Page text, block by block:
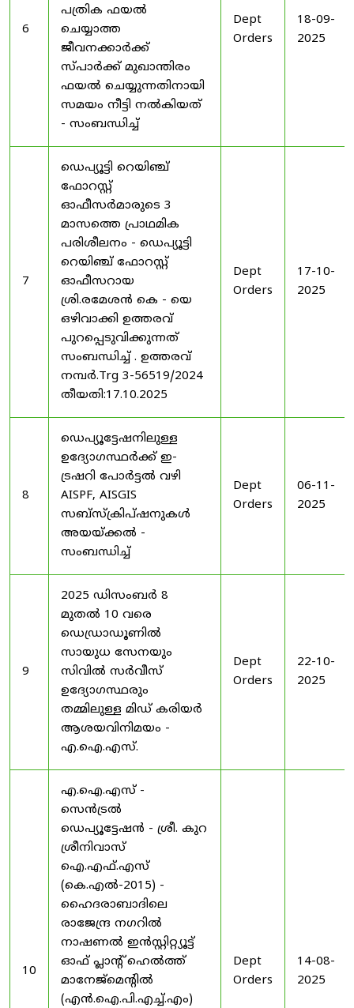
6
പത്രിക ഫയൽ
ചെയ്യാത്ത
ജീവനക്കാർക്ക്
സ്പാർക്ക് മുഖാന്തിരം
ഫയൽ ചെയ്യുന്നതിനായി
സമയം നീട്ടി നൽകിയത്
- സംബന്ധിച്ച്
Dept
Orders
18-09-
2025
7
ഡെപ്യൂട്ടി റെയിഞ്ച്
ഫോറസ്റ്റ്
ഓഫീസർമാരുടെ 3
മാസത്തെ പ്രാഥമിക
പരിശീലനം - ഡെപ്യൂട്ടി
റെയിഞ്ച് ഫോറസ്റ്റ്
ഓഫീസറായ
ശ്രി.രമേശൻ കെ - യെ
ഒഴിവാക്കി ഉത്തരവ്
പുറപ്പെടുവിക്കുന്നത്
സംബന്ധിച്ച് . ഉത്തരവ്
നമ്പർ.Trg 3-56519/2024
തീയതി:17.10.2025
Dept
Orders
17-10-
2025
8
ഡെപ്യൂട്ടേഷനിലുള്ള
ഉദ്യോഗസ്ഥർക്ക് ഇ-
ട്രഷറി പോർട്ടൽ വഴി
AISPF, AISGIS
സബ്‌സ്‌ക്രിപ്‌ഷനുകൾ
അയയ്ക്കൽ -
സംബന്ധിച്ച്
Dept
Orders
06-11-
2025
9
2025 ഡിസംബർ 8
മുതൽ 10 വരെ
ഡെഡ്രാഡൂണിൽ
സായുധ സേനയും
സിവിൽ സർവീസ്
ഉദ്യോഗസ്ഥരും
തമ്മിലുള്ള മിഡ് കരിയർ
ആശയവിനിമയം -
എ.ഐ.എസ്.
Dept
Orders
22-10-
2025
10
എ.ഐ.എസ് -
സെൻട്രൽ
ഡെപ്യൂട്ടേഷൻ - ശ്രീ. കുറ
ശ്രീനിവാസ്
ഐ.എഫ്.എസ്
(കെ.എൽ-2015) -
ഹൈദരാബാദിലെ
രാജേന്ദ്ര നഗറിൽ
നാഷണൽ ഇൻസ്റ്റിറ്റ്യൂട്ട്
ഓഫ് പ്ലാന്റ് ഹെൽത്ത്
മാനേജ്‌മെന്റിൽ
(എൻ.ഐ.പി.എച്ച്.എം)
Dept
Orders
14-08-
2025